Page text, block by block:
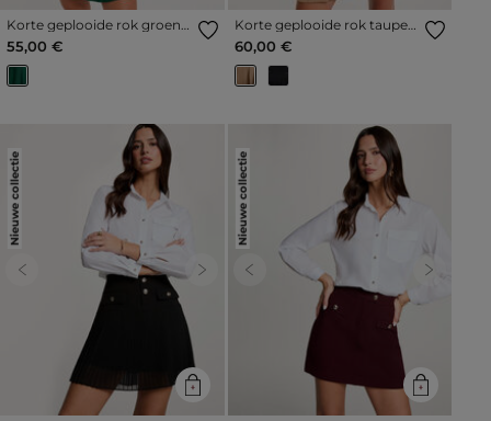
Korte geplooide rok groen
55,00 €
Korte geplooide rok taupe
60,00 €
Nieuwe collectie
Previous Next
Nieuwe collectie
Previous Next